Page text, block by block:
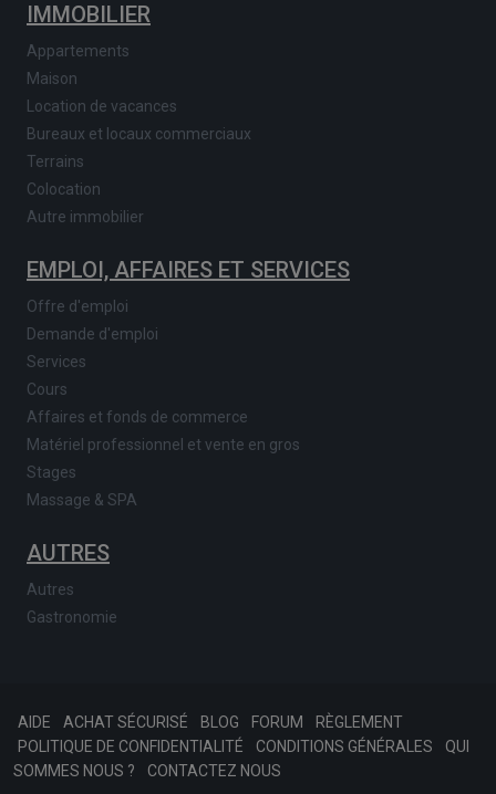
IMMOBILIER
Appartements
Maison
Location de vacances
Bureaux et locaux commerciaux
Terrains
Colocation
Autre immobilier
EMPLOI, AFFAIRES ET SERVICES
Offre d'emploi
Demande d'emploi
Services
Cours
Affaires et fonds de commerce
Matériel professionnel et vente en gros
Stages
Massage & SPA
AUTRES
Autres
Gastronomie
AIDE ACHAT SÉCURISÉ BLOG FORUM
RÈGLEMENT
POLITIQUE DE CONFIDENTIALITÉ
CONDITIONS GÉNÉRALES
QUI
SOMMES NOUS ?
CONTACTEZ NOUS